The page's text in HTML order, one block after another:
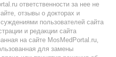
ответственности за нее не
отзывы о докторах и
пользователей сайта
и редакции сайта
на сайте MosMedPortal.ru,
для замены